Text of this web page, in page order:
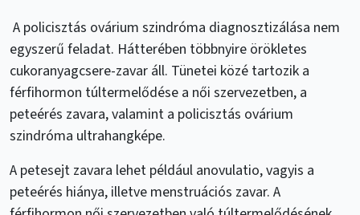
A policisztás ovárium szindróma diagnosztizálása nem
egyszerű feladat. Hátterében többnyire örökletes
cukoranyagcsere-zavar áll. Tünetei közé tartozik a
férfihormon túltermelődése a női szervezetben, a
peteérés zavara, valamint a policisztás ovárium
szindróma ultrahangképe.
A petesejt zavara lehet például anovulatio, vagyis a
peteérés hiánya, illetve menstruációs zavar. A